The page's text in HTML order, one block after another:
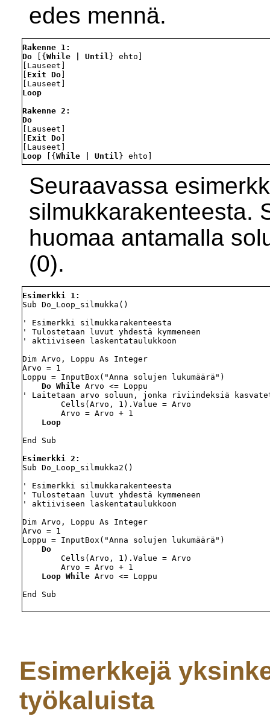
edes mennä.
Rakenne 1:
Do [{While | Until } ehto]
[Lauseet]
[ Exit Do]
Loop
Rakenne 2:
Do
[Lauseet]
[ Exit Do]
Loop [{While | Until
Seuraavassa
silmukkarakenteesta.
huomaa antamalla
(0).
Esimerkki 1:
Sub Do_Loop_silmukka()
' Esimerkki silmukkarakenteesta
' Tulostetaan luvut yhdestä kymmeneen
' aktiiviseen laskentataulukkoon
Dim Arvo, Loppu As Integer
Arvo = 1
Loppu = InputBox("Anna solujen lukumäärä")
Do While Arvo <= Loppu
' Laitetaan arvo soluun, jonka riviindeksiä
        Cells(Arvo, 1).Value = Arvo
        Arvo = Arvo + 1
Loop
End Sub
Esimerkki 2:
Sub Do_Loop_silmukka2()
' Esimerkki silmukkarakenteesta
' Tulostetaan luvut yhdestä kymmeneen
' aktiiviseen laskentataulukkoon
Dim Arvo, Loppu As Integer
Arvo = 1
Loppu = InputBox("Anna solujen lukumäärä")
Do
        Cells(Arvo, 1).Value = Arvo
        Arvo = Arvo + 1
Loop While Arvo <= Loppu
End Sub
Esimerkkejä
työkaluista